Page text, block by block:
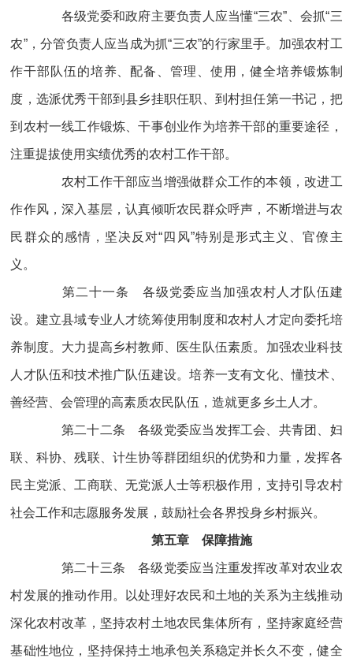
各级党委和政府主要负责人应当懂“三农”、会抓“三
农”，分管负责人应当成为抓“三农”的行家里手。加强农村工
作干部队伍的培养、配备、管理、使用，健全培养锻炼制
度，选派优秀干部到县乡挂职任职、到村担任第一书记，把
到农村一线工作锻炼、干事创业作为培养干部的重要途径，
注重提拔使用实绩优秀的农村工作干部。
农村工作干部应当增强做群众工作的本领，改进工
作作风，深入基层，认真倾听农民群众呼声，不断增进与农
民群众的感情，坚决反对“四风”特别是形式主义、官僚主
义。
第二十一条 各级党委应当加强农村人才队伍建
设。建立县域专业人才统筹使用制度和农村人才定向委托培
养制度。大力提高乡村教师、医生队伍素质。加强农业科技
人才队伍和技术推广队伍建设。培养一支有文化、懂技术、
善经营、会管理的高素质农民队伍，造就更多乡土人才。
第二十二条 各级党委应当发挥工会、共青团、妇
联、科协、残联、计生协等群团组织的优势和力量，发挥各
民主党派、工商联、无党派人士等积极作用，支持引导农村
社会工作和志愿服务发展，鼓励社会各界投身乡村振兴。
第五章 保障措施
第二十三条 各级党委应当注重发挥改革对农业农
村发展的推动作用。以处理好农民和土地的关系为主线推动
深化农村改革，坚持农村土地农民集体所有，坚持家庭经营
基础性地位，坚持保持土地承包关系稳定并长久不变，健全